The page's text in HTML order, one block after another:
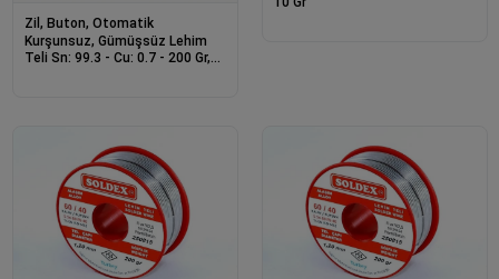
Zil, Buton, Otomatik
Kurşunsuz, Gümüşsüz Lehim
Teli Sn: 99.3 - Cu: 0.7 - 200 Gr,